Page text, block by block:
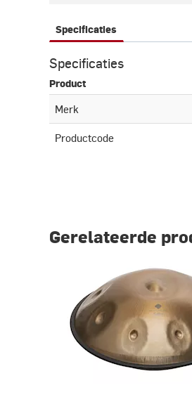
Specificaties
Specificaties
Product
Merk
Productcode
Gerelateerde